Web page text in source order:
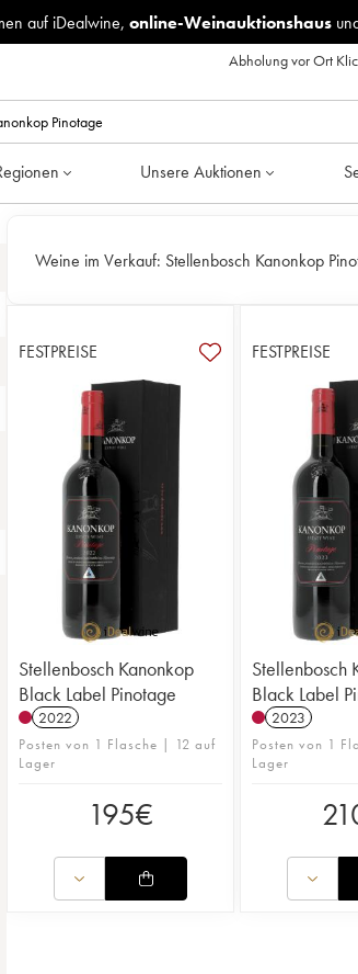
auf iDealwine, online-Weinauktionshaus
Abholung vor Ort
Unsere Auktionen
Weine im Verkauf: Stellenbosch Kanonkop
FESTPREISE
Stellenbosch Kanonkop
Black Label Pinotage
2022
Posten von 1 Flasche | 12 auf
Lager
195€
FESTPREISE
Stellenbosch
Black Label
2023
Posten von 1
Lager